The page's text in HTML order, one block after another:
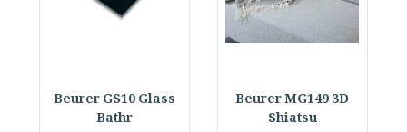
Beurer MG149 3D
Shiatsu
Beurer GS10 Glass
Bathr